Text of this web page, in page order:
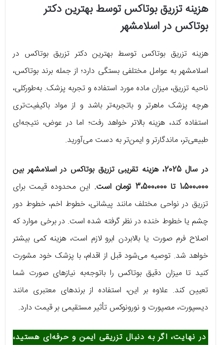
هزینه تزریق بوتاکس توسط بهترین دکتر
بوتاکس در اسلامشهر
هزینه تزریق بوتاکس توسط بهترین دکتر تزریق بوتاکس در
اسلامشهر به عوامل مختلفی بستگی دارد؛ از جمله برند بوتاکس،
ناحیه تزریق، میزان ماده مورد استفاده و تجربه پزشک. به‌طورکلی،
هرچه پزشک ماهرتر و باتجربه‌تر باشد و از مواد باکیفیت‌تری
استفاده کند، هزینه بالاتر خواهد رفت؛ اما در عوض، نتیجه‌ای
طبیعی‌تر، ماندگارتر و ایمن‌تر به دست می‌آورید.
در سال 2025، هزینه تقریبی تزریق بوتاکس در اسلامشهر بین
1،500،000 تا 3،500،000 تومان است.
این محدوده قیمت برای
تزریق در نواحی مختلف مانند پیشانی، خطوط اخم، خطوط دور
چشم یا خطوط خنده در نظر گرفته شده است. در برخی موارد که
اصلاح فرم صورت یا بالابردن ابرو لازم است، هزینه کمی بیشتر
خواهد شد. توصیه می‌شود قبل از اقدام، با پزشک خود مشورت
کنید تا میزان دقیق بوتاکس را باتوجه‌به نیازهای صورت شما
تعیین کند. علاوه بر این، استفاده از برندهای معتبری مانند
دیسپورت، مصپورت و نورونوکس تأثیر مستقیمی بر قیمت دارد.
در نهایت، اگر به دنبال تزریقی ایمن و حرفه‌ای هستید،